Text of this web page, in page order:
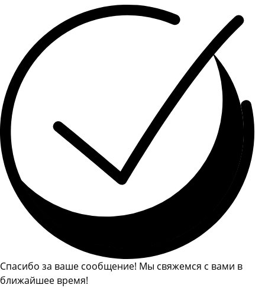
Спасибо за ваше сообщение! Мы свяжемся с вами в
ближайшее время!